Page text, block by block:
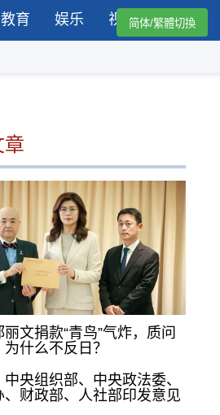
教育 娱乐 视频简体/繁體切換
章
丽文捐款“青鸟”气炸，质问
什么不反日？
央组织部、中央政法委、
、财政部、人社部印发意见